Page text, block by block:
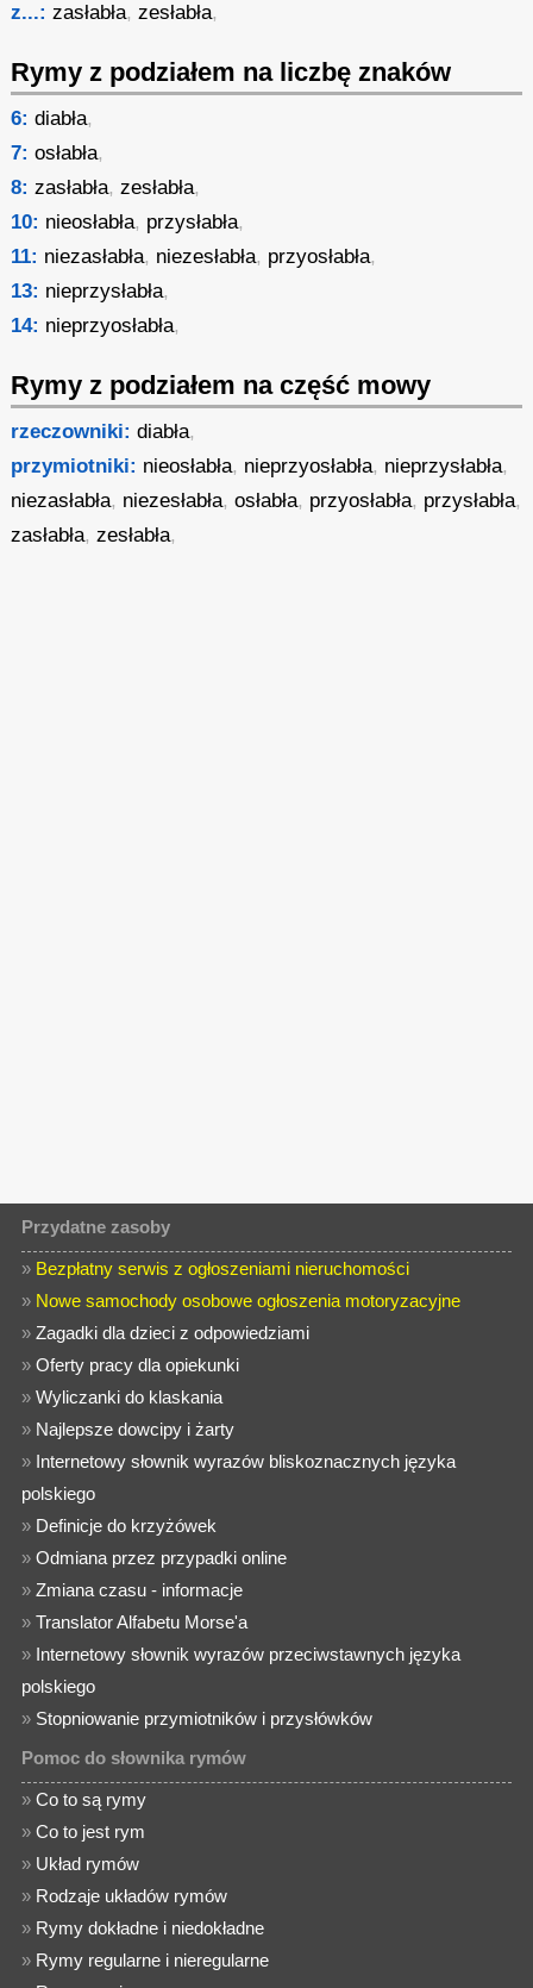
z...: zasłabła,zesłabła,
Rymy z podziałem na liczbę znaków
6: diabła,
7: osłabła,
8: zasłabła,zesłabła,
10: nieosłabła, przysłabła,
11: niezasłabła, niezesłabła, przyosłabła,
13: nieprzysłabła,
14: nieprzyosłabła,
Rymy z podziałem na część mowy
rzeczowniki: diabła,
przymiotniki: nieosłabła, nieprzyosłabła, nieprzysłabła,
niezasłabła, niezesłabła,osłabła, przyosłabła, przysłabła,
zasłabła,zesłabła,
Przydatne zasoby
» Bezpłatny serwis z ogłoszeniami nieruchomości
» Nowe samochody osobowe ogłoszenia motoryzacyjne
»Zagadki dla dzieci z odpowiedziami
»Oferty pracy dla opiekunki
»Wyliczanki do klaskania
» Najlepsze dowcipy i żarty
» Internetowy słownik wyrazów bliskoznacznych języka
polskiego
» Definicje do krzyżówek
»Odmiana przez przypadki online
»Zmiana czasu - informacje
»Translator Alfabetu Morse'a
» Internetowy słownik wyrazów przeciwstawnych języka
polskiego
» Stopniowanie przymiotników i przysłówków
Pomoc do słownika rymów
»Co to są rymy
»Co to jest rym
» Układ rymów
» Rodzaje układów rymów
» Rymy dokładne i niedokładne
» Rymy regularne i nieregularne